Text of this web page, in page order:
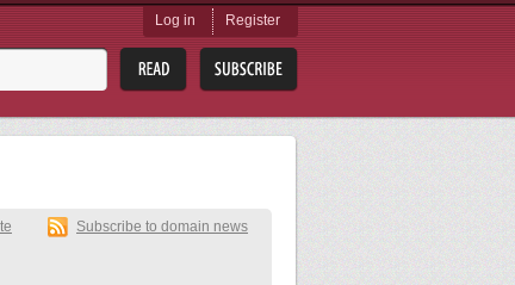
Log in Register
Subscribe to domain news